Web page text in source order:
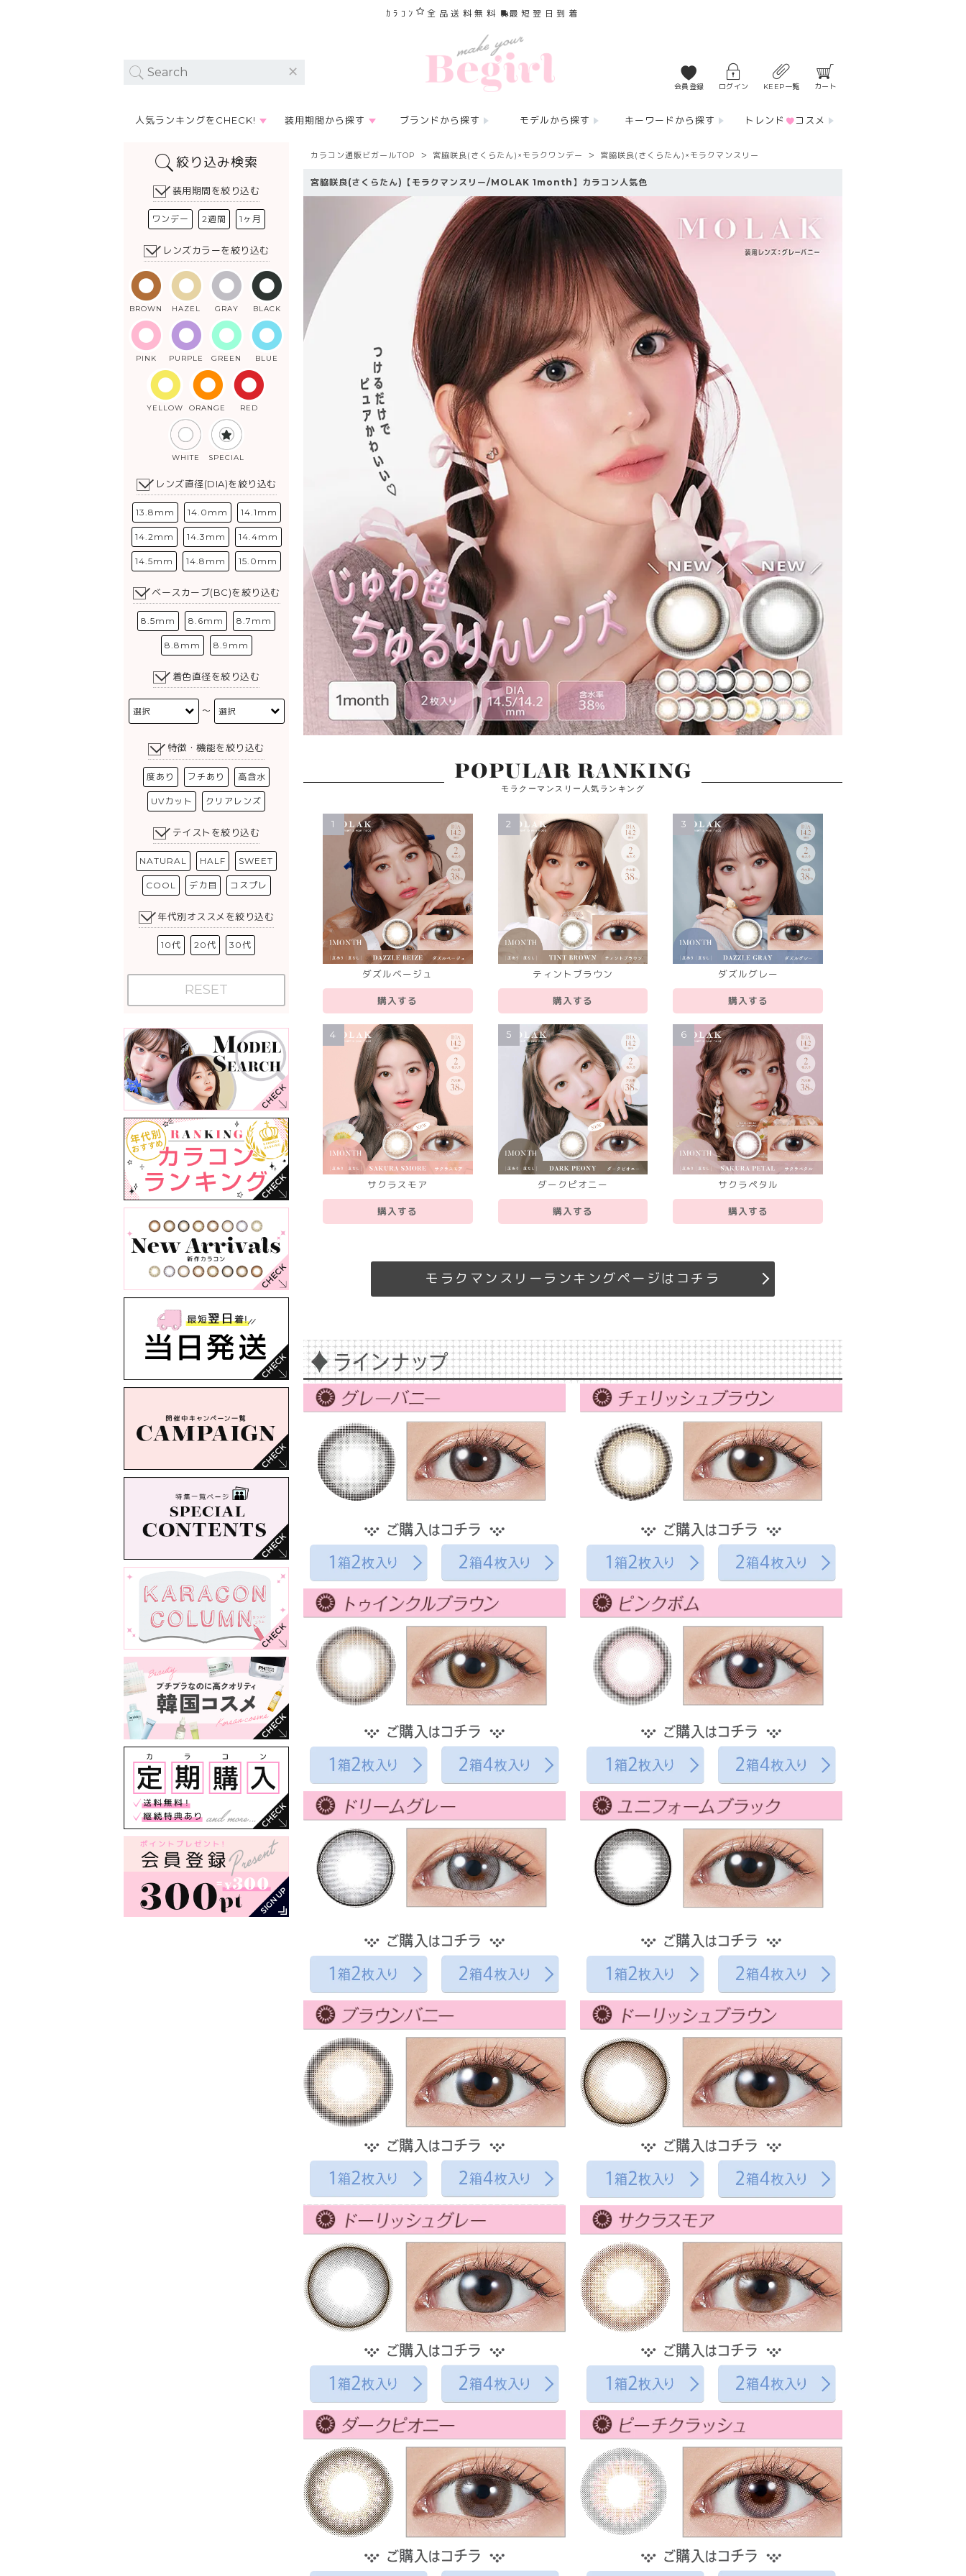
ｶﾗｺﾝ 全品送料無料 最短翌日到着
会員登録 ログイン KEEP一覧 カート
人気ランキングをCHECK! 装用期間から探す ブランドから探す モデルから探す キーワードから探す トレンド コスメ
絞り込み検索
装用期間を絞り込む
ワンデー 2週間 1ヶ月
レンズカラーを絞り込む
BROWN HAZEL GRAY BLACK
PINK PURPLE GREEN BLUE
YELLOW ORANGE RED
WHITE SPECIAL
レンズ直径(DIA)を絞り込む
13.8mm 14.0mm 14.1mm
14.2mm 14.3mm 14.4mm
14.5mm 14.8mm 15.0mm
ベースカーブ(BC)を絞り込む
8.5mm 8.6mm 8.7mm
8.8mm 8.9mm
着色直径を絞り込む
〜
特徴・機能を絞り込む
度あり フチあり 高含水
UVカット クリアレンズ
テイストを絞り込む
NATURAL HALF SWEET
COOL デカ目 コスプレ
年代別オススメを絞り込む
10代 20代 30代
RESET
カラコン通販ビガールTOP 宮脇咲良(さくらたん)×モラクワンデー 宮脇咲良(さくらたん)×モラクマンスリー
宮脇咲良(さくらたん)【モラクマンスリー/MOLAK 1month】カラコン人気色
POPULAR RANKING
モラクーマンスリー人気ランキング
1
ダズルベージュ
購入する
2
ティントブラウン
購入する
3
ダズルグレー
購入する
4
サクラスモア
購入する
5
ダークピオニー
購入する
6
サクラペタル
購入する
モラクマンスリーランキングページはコチラ